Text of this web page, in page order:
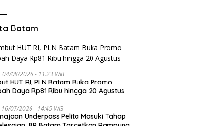
Batam
04/08/2026 - 11:23 WIB
HUT RI, PLN Batam Buka Promo
Daya Rp81 Ribu hingga 20 Agustus
16/07/2026 - 14:45 WIB
Underpass Pelita Masuki Tahap